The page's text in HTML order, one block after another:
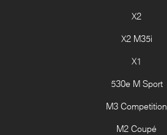
X2
X2 M35i
X1
530e M Sport
M3 Competition
M2 Coupé